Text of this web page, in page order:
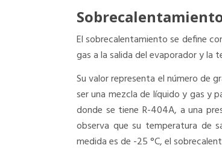
El sobrecalentamiento se define
gas a la salida del evaporador y la
Su valor representa el número de
ser una mezcla de líquido y gas y
donde se tiene R-404A, a una
observa que su temperatura de
medida es de -25 °C, el